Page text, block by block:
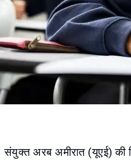
संयुक्त अरब अमीरात (यूएई) की